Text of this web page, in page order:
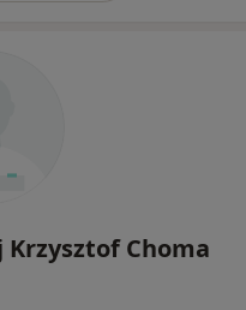
Krzysztof Choma